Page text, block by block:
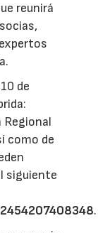
reunirá
de
Regional
como de
siguiente
.